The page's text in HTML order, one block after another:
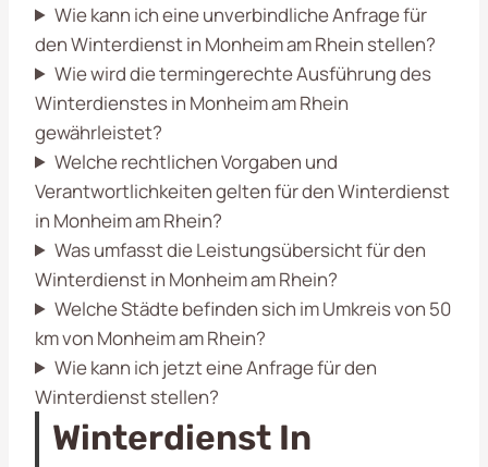
Wie kann ich eine unverbindliche Anfrage für
den Winterdienst in Monheim am Rhein stellen?
Wie wird die termingerechte Ausführung des
Winterdienstes in Monheim am Rhein
gewährleistet?
Welche rechtlichen Vorgaben und
Verantwortlichkeiten gelten für den Winterdienst
in Monheim am Rhein?
Was umfasst die Leistungsübersicht für den
Winterdienst in Monheim am Rhein?
Welche Städte befinden sich im Umkreis von 50
km von Monheim am Rhein?
Wie kann ich jetzt eine Anfrage für den
Winterdienst stellen?
Winterdienst In